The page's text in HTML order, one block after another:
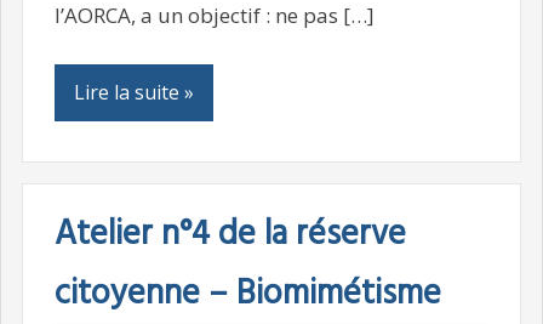
l’AORCA, a un objectif : ne pas […]
Lire la suite »
Atelier n°4 de la réserve
citoyenne – Biomimétisme